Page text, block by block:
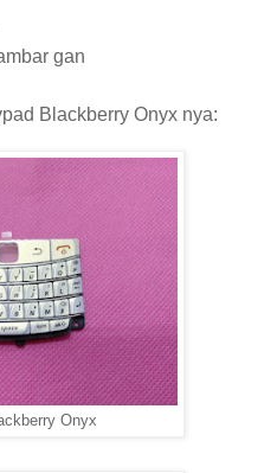
gan
Blackberry Onyx nya:
Onyx